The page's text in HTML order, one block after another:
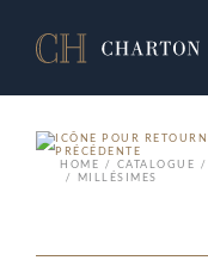
HOME
CATALOGUE
MILLÉSIMES